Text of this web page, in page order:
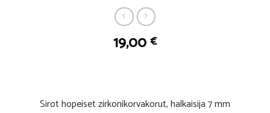
19,00 €
Sirot hopeiset zirkonikorvakorut, halkaisija 7 mm